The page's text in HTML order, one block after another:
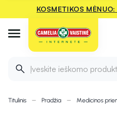
KOSMETIKOS
Įveskite ieškomo
Titulinis Pradžia Medicinos